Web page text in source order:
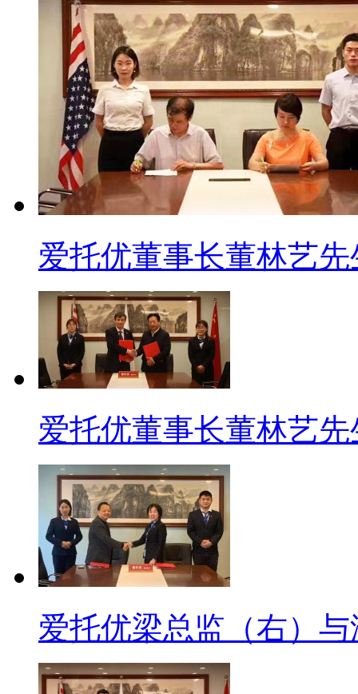
爱托优董事长董林艺
爱托优董事长董林艺
爱托优梁总监（右）